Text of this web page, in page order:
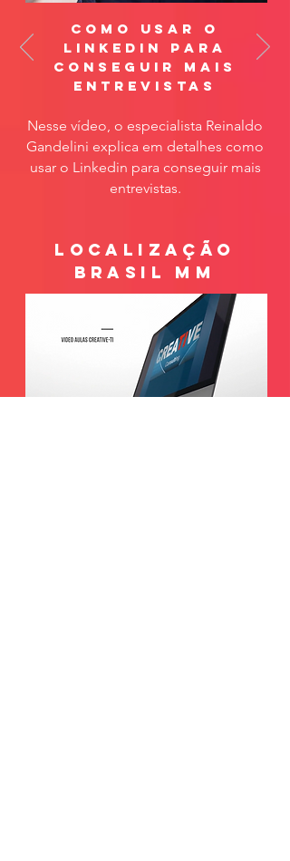
como usar o
linkedin para
conseguir mais
entrevistas
Nesse vídeo, o especialista Reinaldo
Gandelini explica em detalhes como
usar o Linkedin para conseguir mais
entrevistas.
localização
brasil mm